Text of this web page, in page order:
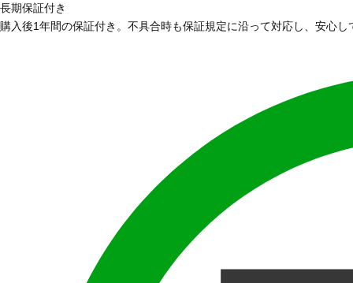
長期保証付き
購入後1年間の保証付き。不具合時も保証規定に沿って対応し、安心